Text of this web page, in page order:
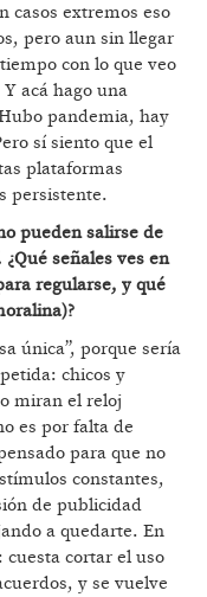
casos extremos eso
pero aun sin llegar
con lo que veo
acá hago una
pandemia, hay
sí siento que el
plataformas
persistente.
pueden salirse de
señales ves en
regularse, y qué
única”, porque sería
chicos y
miran el reloj
es por falta de
para que no
constantes,
de publicidad
a quedarte. En
cuesta cortar el uso
y se vuelve